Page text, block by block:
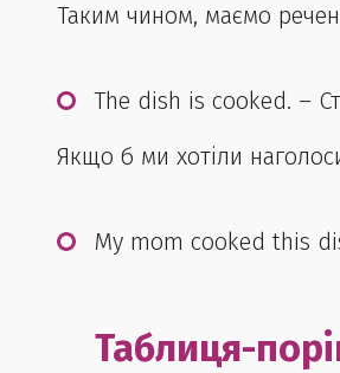
Таким чином, маємо
The dish is cooked. –
Якщо б ми хотіли
My mom cooked this
Таблиця-